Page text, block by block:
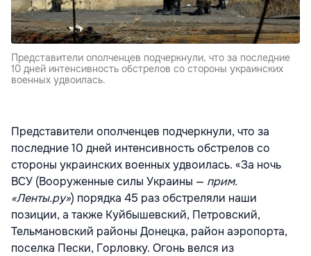
Представители ополченцев подчеркнули, что за последние
10 дней интенсивность обстрелов со стороны украинских
военных удвоилась.
Представители ополченцев подчеркнули, что за
последние 10 дней интенсивность обстрелов со
стороны украинских военных удвоилась. «За ночь
ВСУ (Вооруженные силы Украины — прим.
«Ленты.ру») порядка 45 раз обстреляли наши
позиции, а также Куйбышевский, Петровский,
Тельмановский районы Донецка, район аэропорта,
поселка Пески, Горловку. Огонь велся из